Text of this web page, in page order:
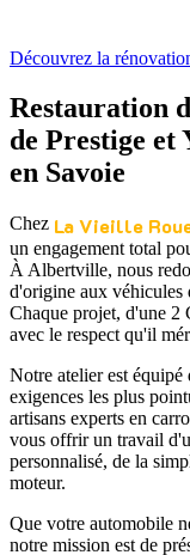
Découvrez la
Restauration
de Prestige et
en Savoie
Chez La Vieille
un engagement total
À Albertville, nous
d'origine aux véhicules
Chaque projet, d'une 2
avec le respect qu'il
Notre atelier est
exigences les plus
artisans experts en
vous offrir un travail
personnalisé, de la
moteur.
Que votre automobile
notre mission est de